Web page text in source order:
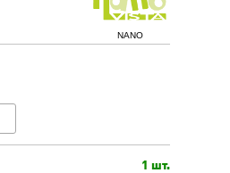
NANO
1 шт.